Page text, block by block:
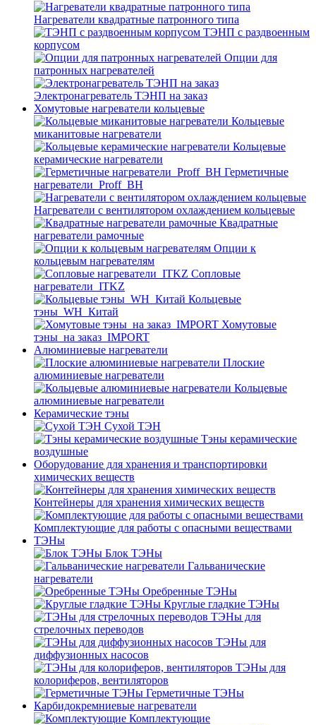
Нагреватели квадратные патронного типа
ТЭНП с раздвоенным
корпусом
Опции для
патронных нагревателей
Электронагреватель ТЭНП на заказ
Хомутовые нагреватели кольцевые
Кольцевые
миканитовые нагреватели
Кольцевые
керамические нагреватели
Герметичные
нагреватели_Proff_BH
Нагреватели с вентилятором охлаждением кольцевые
Квадратные
нагреватели рамочные
Опции к
кольцевым нагревателям
Cопловые
нагреватели_ITKZ
Кольцевые
тэны_WH_Китай
Хомутовые
тэны_на заказ_IMPORT
Алюминиевые нагреватели
Плоские
алюминиевые нагреватели
Кольцевые
алюминиевые нагреватели
Керамические тэны
Сухой ТЭН
Тэны керамические
воздушные
Оборудование для хранения и транспортировки
химических веществ
Контейнеры для хранения химических веществ
Комплектующие для работы с опасными веществами
ТЭНы
Блок ТЭНы
Гальванические
нагреватели
Оребренные ТЭНы
Круглые гладкие ТЭНы
ТЭНы для
стрелочных переводов
ТЭНы для
диффузионных насосов
ТЭНы для
колориферов, вентиляторов
Герметичные ТЭНы
Карбидокремниевые нагреватели
Комплектующие